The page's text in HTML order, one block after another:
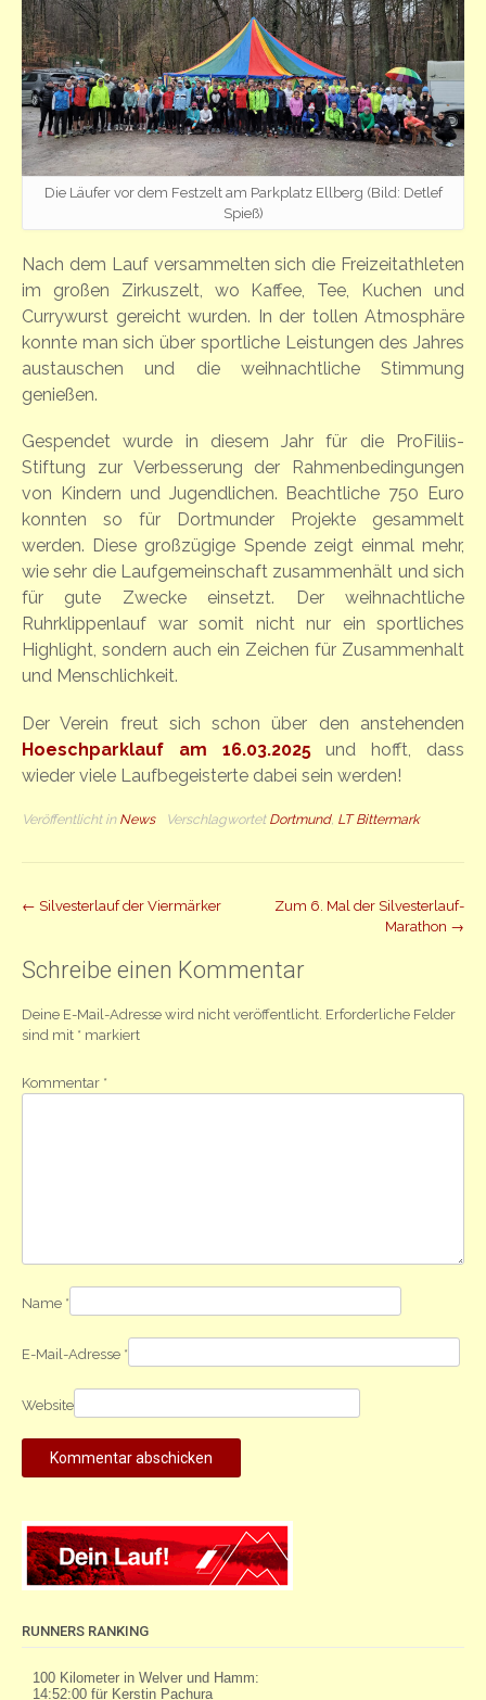
Die Läufer vor dem Festzelt am Parkplatz Ellberg (Bild: Detlef
Spieß)
Nach dem Lauf versammelten sich die Freizeitathleten
im großen Zirkuszelt, wo Kaffee, Tee, Kuchen und
Currywurst gereicht wurden. In der tollen Atmosphäre
konnte man sich über sportliche Leistungen des Jahres
austauschen und die weihnachtliche Stimmung
genießen.
Gespendet wurde in diesem Jahr für die ProFiliis-
Stiftung zur Verbesserung der Rahmenbedingungen
von Kindern und Jugendlichen. Beachtliche 750 Euro
konnten so für Dortmunder Projekte gesammelt
werden. Diese großzügige Spende zeigt einmal mehr,
wie sehr die Laufgemeinschaft zusammenhält und sich
für gute Zwecke einsetzt. Der weihnachtliche
Ruhrklippenlauf war somit nicht nur ein sportliches
Highlight, sondern auch ein Zeichen für Zusammenhalt
und Menschlichkeit.
Der Verein freut sich schon über den anstehenden
Hoeschparklauf am 16.03.2025und hofft, dass
wieder viele Laufbegeisterte dabei sein werden!
Veröffentlicht in News Verschlagwortet Dortmund, LT Bittermark
Beitrag
← Silvesterlauf der Viermärker
Zum 6. Mal der Silvesterlauf-
Marathon →
Schreibe einen Kommentar
Deine E-Mail-Adresse wird nicht veröffentlicht. Erforderliche Felder
sind mit * markiert
Kommentar *
Name *
E-Mail-Adresse *
Website
RUNNERS RANKING